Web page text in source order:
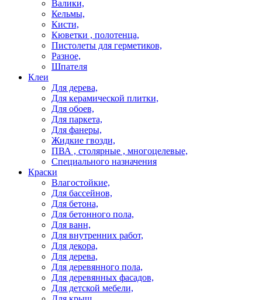
Валики,
Кельмы,
Кисти,
Кюветки , полотенца,
Пистолеты для герметиков,
Разное,
Шпателя
Клеи
Для дерева,
Для керамической плитки,
Для обоев,
Для паркета,
Для фанеры,
Жидкие гвозди,
ПВА , столярные , многоцелевые,
Специального назначения
Краски
Влагостойкие,
Для бассейнов,
Для бетона,
Для бетонного пола,
Для ванн,
Для внутренних работ,
Для декора,
Для дерева,
Для деревянного пола,
Для деревянных фасадов,
Для детской мебели,